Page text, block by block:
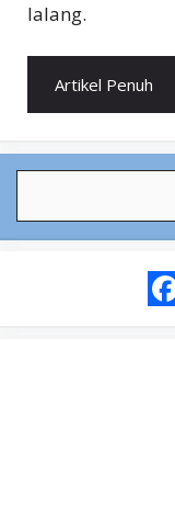
lalang.
Artikel Penuh